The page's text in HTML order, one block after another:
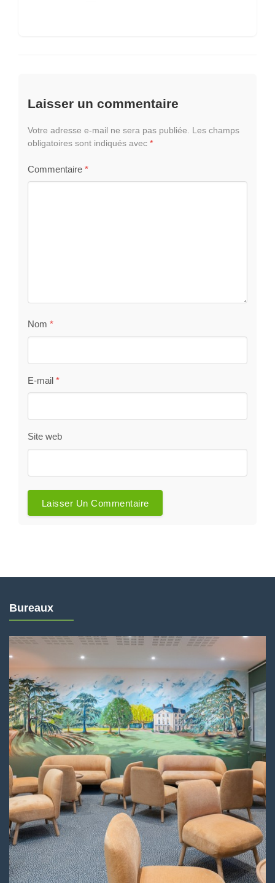
Laisser un commentaire
Votre adresse e-mail ne sera pas publiée.
Les champs
obligatoires sont indiqués avec *
Commentaire *
Nom *
E-mail *
Site web
Bureaux